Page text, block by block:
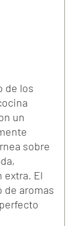
de los
un
sobre
extra. El
de aromas